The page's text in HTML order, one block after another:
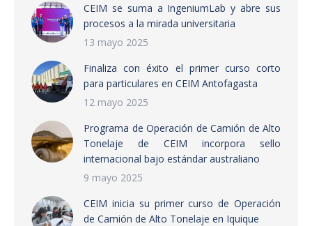
CEIM se suma a IngeniumLab y abre sus
procesos a la mirada universitaria
13 mayo 2025
Finaliza con éxito el primer curso corto
para particulares en CEIM Antofagasta
12 mayo 2025
Programa de Operación de Camión de Alto
Tonelaje de CEIM incorpora sello
internacional bajo estándar australiano
9 mayo 2025
CEIM inicia su primer curso de Operación
de Camión de Alto Tonelaje en Iquique